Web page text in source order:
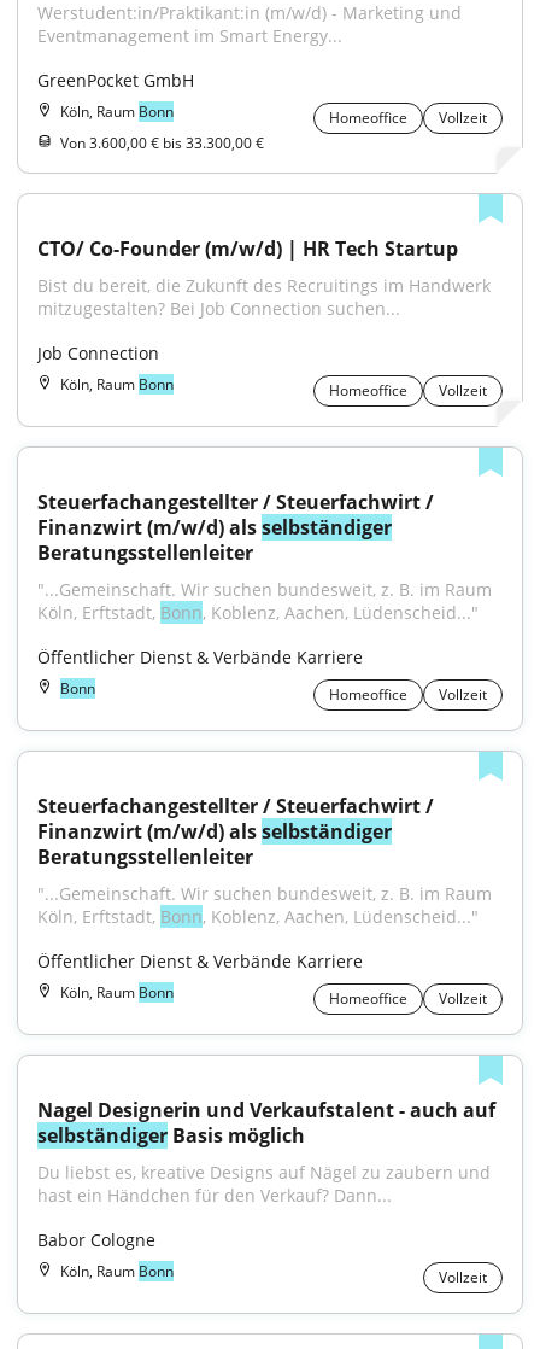
Werstudent:in/Praktikant:in (m/w/d) - Marketing und
Eventmanagement im Smart Energy...
GreenPocket GmbH
Köln, Raum Bonn Homeoffice
Vollzeit
Von 3.600,00 € bis 33.300,00 €
CTO/ Co-Founder (m/w/d) | HR Tech Startup
Bist du bereit, die Zukunft des Recruitings im Handwerk
mitzugestalten? Bei Job Connection suchen...
Job Connection
Köln, Raum Bonn Homeoffice Vollzeit
Steuerfachangestellter / Steuerfachwirt /
Finanzwirt (m/w/d) als selbständiger
Beratungsstellenleiter
"...Gemeinschaft. Wir suchen bundesweit, z. B. im Raum
Köln, Erftstadt, Bonn, Koblenz, Aachen, Lüdenscheid..."
Öffentlicher Dienst & Verbände Karriere
Bonn Homeoffice Vollzeit
Steuerfachangestellter / Steuerfachwirt /
Finanzwirt (m/w/d) als selbständiger
Beratungsstellenleiter
"...Gemeinschaft. Wir suchen bundesweit, z. B. im Raum
Köln, Erftstadt, Bonn, Koblenz, Aachen, Lüdenscheid..."
Öffentlicher Dienst & Verbände Karriere
Köln, Raum Bonn Homeoffice Vollzeit
Nagel Designerin und Verkaufstalent - auch auf
selbständiger Basis möglich
Du liebst es, kreative Designs auf Nägel zu zaubern und
hast ein Händchen für den Verkauf? Dann...
Babor Cologne
Köln, Raum Bonn Vollzeit